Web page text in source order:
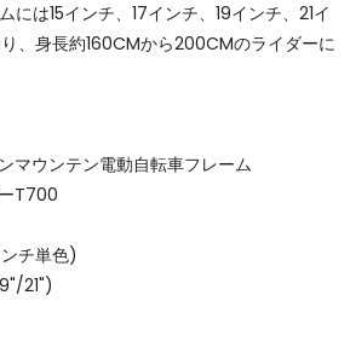
は15インチ、17インチ、19インチ、21イ
、身長約160CMから200CMのライダーに
マウンテン電動自転車フレーム
T700
チ単色)
21")